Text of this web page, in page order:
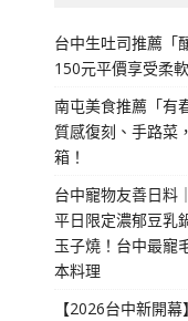
台中生吐司推薦「
150元平價享受柔
南屯美食推薦「有
質感復刻、手路菜
箱！
台中寵物友善日料
平日限定濃郁豆乳
玉子燒！台中最寵
本料理
【2026台中新開